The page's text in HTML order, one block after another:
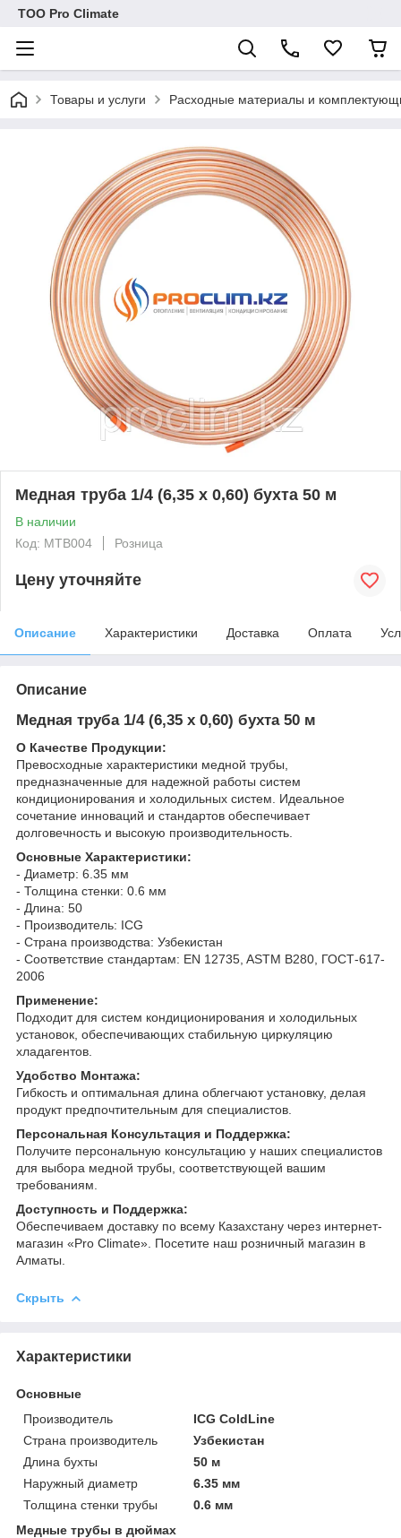
ТОО Pro Climate
Товары и услуги Расходные материалы и
Медная труба 1/4 (6,35 x 0,60) бухта 50 м
В наличии
Код: MTB004
Розница
Цену уточняйте
Описание Характеристики Доставка Оплата
Описание
Медная труба 1/4 (6,35 x 0,60) бухта 50 м
О Качестве Продукции:
Превосходные характеристики медной трубы,
предназначенные для надежной работы систем
кондиционирования и холодильных систем. Идеальное
сочетание инноваций и стандартов обеспечивает
долговечность и высокую производительность.
Основные Характеристики:
- Диаметр: 6.35 мм
- Толщина стенки: 0.6 мм
- Длина: 50
- Производитель: ICG
- Страна производства: Узбекистан
- Соответствие стандартам: EN 12735, ASTM B280, ГОСТ-617-
2006
Применение:
Подходит для систем кондиционирования и холодильных
установок, обеспечивающих стабильную циркуляцию
хладагентов.
Удобство Монтажа:
Гибкость и оптимальная длина облегчают установку, делая
продукт предпочтительным для специалистов.
Персональная Консультация и Поддержка:
Получите персональную консультацию у наших специалистов
для выбора медной трубы, соответствующей вашим
требованиям.
Доступность и Поддержка:
Обеспечиваем доставку по всему Казахстану через интернет-
магазин «Pro Climate». Посетите наш розничный магазин в
Алматы.
Скрыть
Характеристики
Основные
Производитель
ICG ColdLine
Страна производитель
Узбекистан
Длина бухты
50 м
Наружный диаметр
6.35 мм
Толщина стенки трубы
0.6 мм
Медные трубы в дюймах